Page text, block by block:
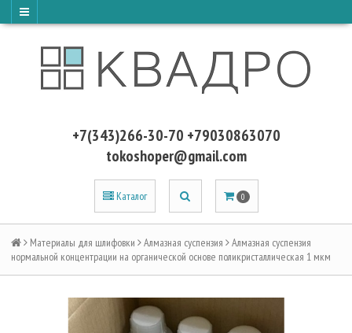
+7(343)266-30-70 +79030863070
tokoshoper@gmail.com
Каталог 0
Материалы для шлифовки Алмазная суспензия
Алмазная суспензия
нормальной концентрации на органической основе поликристаллическая 1 мкм